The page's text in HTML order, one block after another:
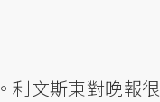
利文斯東對晚報很